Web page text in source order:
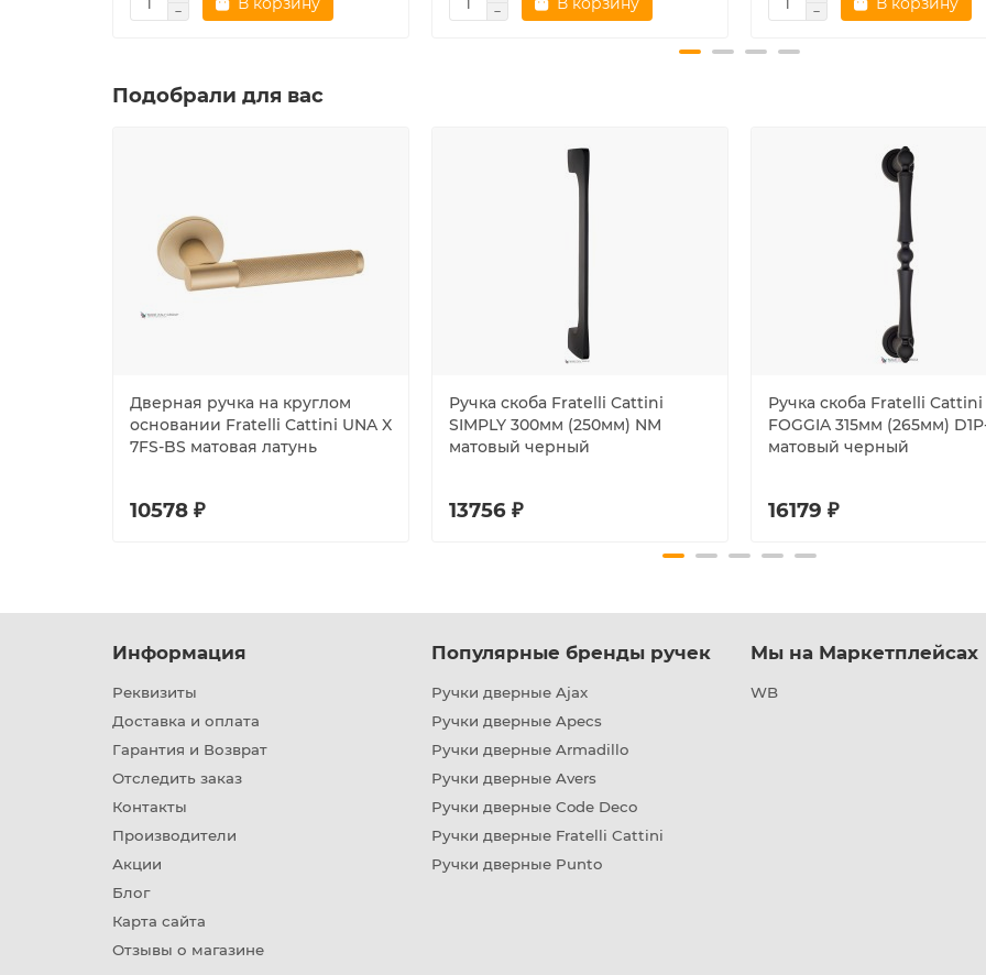
Подобрали для вас
Дверная ручка на круглом
основании Fratelli Cattini UNA X
7FS-BS матовая латунь
10578 ₽
Ручка скоба Fratelli Cattini
SIMPLY 300мм (250мм) NM
матовый черный
13756 ₽
Ручка скоба Fratelli Cattini
FOGGIA 315мм (265мм)
матовый черный
16179 ₽
Информация
Реквизиты
Доставка и оплата
Гарантия и Возврат
Отследить заказ
Контакты
Производители
Акции
Блог
Карта сайта
Отзывы о магазине
Популярные бренды ручек
Ручки дверные Ajax
Ручки дверные Apecs
Ручки дверные Armadillo
Ручки дверные Avers
Ручки дверные Code Deco
Ручки дверные Fratelli Cattini
Ручки дверные Punto
Мы на Маркетплейсах
WB